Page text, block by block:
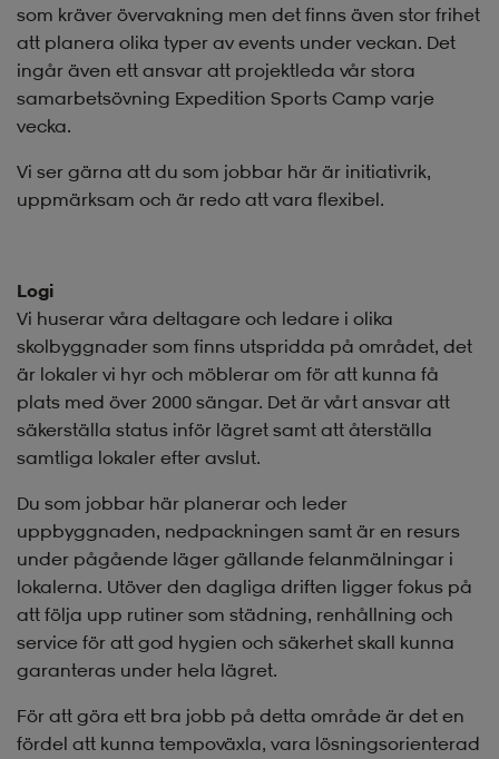
som kräver övervakning men det finns även stor frihet
att planera olika typer av events under veckan. Det
ingår även ett ansvar att projektleda vår stora
samarbetsövning Expedition Sports Camp varje
vecka.
Vi ser gärna att du som jobbar här är initiativrik,
uppmärksam och är redo att vara flexibel.
Logi
Vi huserar våra deltagare och ledare i olika
skolbyggnader som finns utspridda på området, det
är lokaler vi hyr och möblerar om för att kunna få
plats med över 2000 sängar. Det är vårt ansvar att
säkerställa status inför lägret samt att återställa
samtliga lokaler efter avslut.
Du som jobbar här planerar och leder
uppbyggnaden, nedpackningen samt är en resurs
under pågående läger gällande felanmälningar i
lokalerna. Utöver den dagliga driften ligger fokus på
att följa upp rutiner som städning, renhållning och
service för att god hygien och säkerhet skall kunna
garanteras under hela lägret.
För att göra ett bra jobb på detta område är det en
fördel att kunna tempoväxla, vara lösningsorienterad